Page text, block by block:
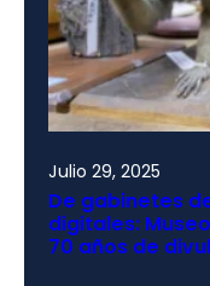
Julio 29, 2025
De gabinetes
digitales:
70 años de